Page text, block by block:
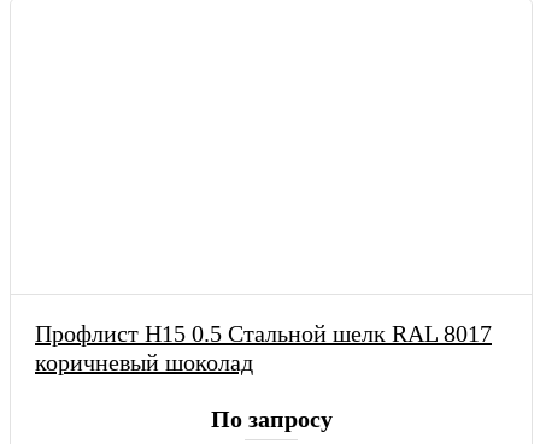
Профлист Н15 0.5 Стальной шелк RAL 8017
коричневый шоколад
По запросу